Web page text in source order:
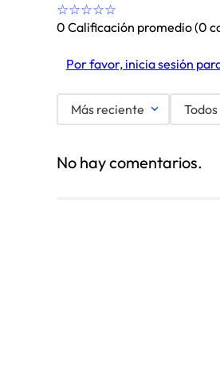
☆☆☆☆☆
0 Calificación promedio(0
Por favor, inicia sesión
Más reciente Todos
No hay comentarios.